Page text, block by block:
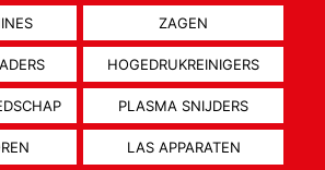
ZAGEN
HOGEDRUKREINIGERS
PLASMA SNIJDERS
LAS APPARATEN